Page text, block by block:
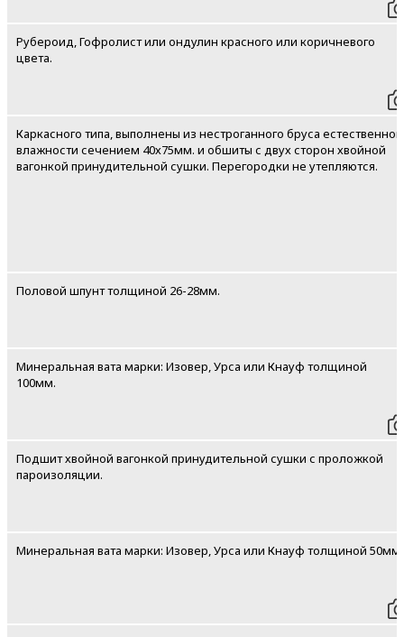
Рубероид, Гофролист или ондулин красного или коричневого
цвета.
Каркасного типа, выполнены из нестроганного бруса естественной
влажности сечением 40х75мм. и обшиты с двух сторон хвойной
вагонкой принудительной сушки. Перегородки не утепляются.
Половой шпунт толщиной 26-28мм.
Минеральная вата марки: Изовер, Урса или Кнауф толщиной
100мм.
Подшит хвойной вагонкой принудительной сушки с проложкой
пароизоляции.
Минеральная вата марки: Изовер, Урса или Кнауф толщиной 50мм.